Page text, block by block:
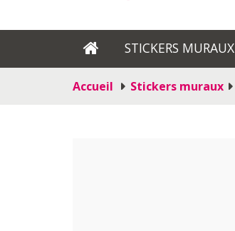
STICKERS MURAUX
Accueil Stickers muraux